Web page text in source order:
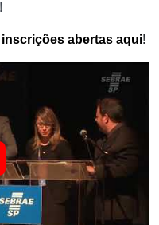
abertas aqui!